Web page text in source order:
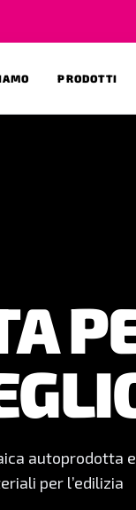
PRODOTTI
ogni